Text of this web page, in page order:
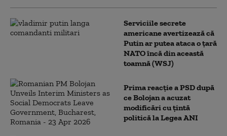
Serviciile secrete
americane avertizează că
Putin ar putea ataca o țară
NATO încă din această
toamnă (WSJ)
Prima reacție a PSD după
ce Bolojan a acuzat
modificări cu țintă
politică la Legea ANI